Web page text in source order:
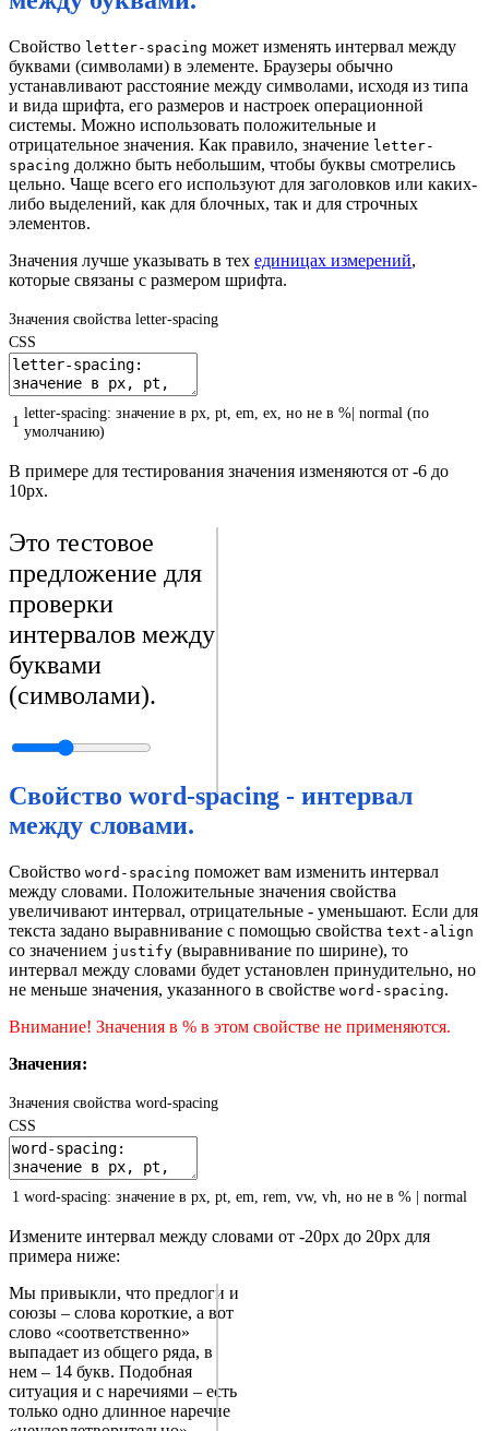
Свойство letter-spacing может изменять интервал между
буквами (символами) в элементе. Браузеры обычно
устанавливают расстояние между символами, исходя из типа
и вида шрифта, его размеров и настроек операционной
системы. Можно использовать положительные и
отрицательное значения. Как правило, значение letter-
spacing должно быть небольшим, чтобы буквы смотрелись
цельно. Чаще всего его используют для заголовков или каких-
либо выделений, как для блочных, так и для строчных
элементов.
Значения лучше указывать в тех единицах измерений,
которые связаны с размером шрифта.
Значения свойства letter-spacing
CSS
1
letter-spacing: значение в px, pt, em, ex, но не в %| normal (по
умолчанию)
В примере для тестирования значения изменяются от -6 до
10px.
Это тестовое
предложение для
проверки
интервалов между
буквами
(символами).
Свойство word-spacing - интервал
между словами.
Свойство word-spacing поможет вам изменить интервал
между словами. Положительные значения свойства
увеличивают интервал, отрицательные - уменьшают. Если для
текста задано выравнивание с помощью свойства text-align
со значением justify (выравнивание по ширине), то
интервал между словами будет установлен принудительно, но
не меньше значения, указанного в свойстве word-spacing.
Внимание! Значения в % в этом свойстве не применяются.
Значения:
Значения свойства word-spacing
CSS
1 word-spacing: значение в px, pt, em, rem, vw, vh, но не в % normal
Измените интервал между словами от -20px до 20px для
примера ниже:
Мы привыкли, что предлоги и
союзы – слова короткие, а вот
слово «соответственно»
выпадает из общего ряда, в
нем – 14 букв. Подобная
ситуация и с наречиями – есть
только одно длинное наречие